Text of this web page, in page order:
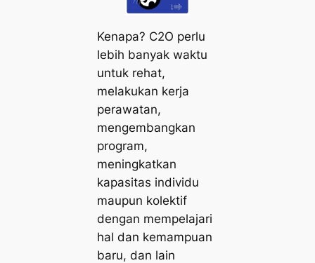
Kenapa? C2O perlu
lebih banyak waktu
untuk rehat,
melakukan kerja
perawatan,
mengembangkan
program,
meningkatkan
kapasitas individu
maupun kolektif
dengan mempelajari
hal dan kemampuan
baru, dan lain